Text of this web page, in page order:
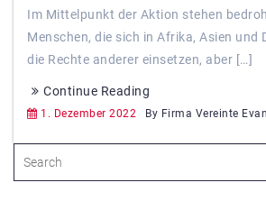
Im Mittelpunkt der Aktion stehen
Menschen, die sich in Afrika, Asien und
die Rechte anderer einsetzen, aber […]
Continue Reading
1. Dezember 2022 By Firma Vereinte